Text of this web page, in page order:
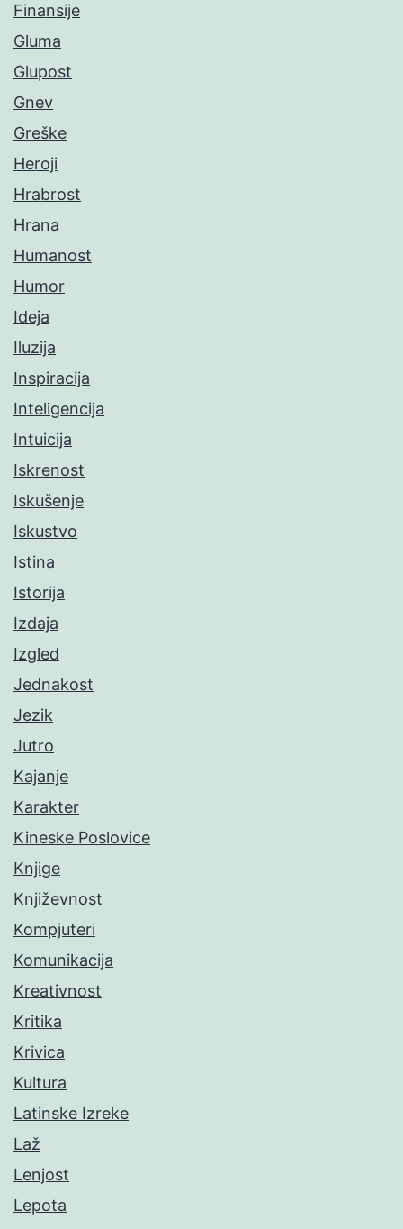
Finansije
Gluma
Glupost
Gnev
Greške
Heroji
Hrabrost
Hrana
Humanost
Humor
Ideja
Iluzija
Inspiracija
Inteligencija
Intuicija
Iskrenost
Iskušenje
Iskustvo
Istina
Istorija
Izdaja
Izgled
Jednakost
Jezik
Jutro
Kajanje
Karakter
Kineske Poslovice
Knjige
Književnost
Kompjuteri
Komunikacija
Kreativnost
Kritika
Krivica
Kultura
Latinske Izreke
Laž
Lenjost
Lepota